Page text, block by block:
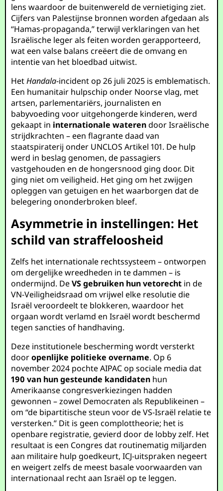
lens waardoor de buitenwereld de vernietiging ziet.
Cijfers van Palestijnse bronnen worden afgedaan als
“Hamas-propaganda,” terwijl verklaringen van het
Israëlische leger als feiten worden gerapporteerd,
wat een valse balans creëert die de omvang en
intentie van het bloedbad uitwist.
HetHandala-incident op 26 juli 2025 is emblematisch.
Een humanitair hulpschip onder Noorse vlag, met
artsen, parlementariërs, journalisten en
babyvoeding voor uitgehongerde kinderen, werd
gekaapt in internationale waterendoor Israëlische
strijdkrachten – een flagrante daad van
staatspiraterij onder UNCLOS Artikel 101. De hulp
werd in beslag genomen, de passagiers
vastgehouden en de hongersnood ging door. Dit
ging niet om veiligheid. Het ging om het zwijgen
opleggen van getuigen en het waarborgen dat de
belegering ononderbroken bleef.
Asymmetrie in instellingen: Het
schild van straffeloosheid
Zelfs het internationale rechtssysteem – ontworpen
om dergelijke wreedheden in te dammen – is
ondermijnd. DeVS gebruiken hun vetorecht in de
VN-Veiligheidsraad om vrijwel elke resolutie die
Israël veroordeelt te blokkeren, waardoor het
orgaan wordt verlamd en Israël wordt beschermd
tegen sancties of handhaving.
Deze institutionele bescherming wordt versterkt
dooropenlijke politieke overname. Op 6
november 2024 pochte AIPAC op sociale media dat
190 van hun gesteunde kandidaten hun
Amerikaanse congresverkiezingen hadden
gewonnen – zowel Democraten als Republikeinen –
om “de bipartitische steun voor de VS-Israël relatie te
versterken.” Dit is geen complottheorie; het is
openbare registratie, gevierd door de lobby zelf. Het
resultaat is een Congres dat routinematig miljarden
aan militaire hulp goedkeurt, ICJ-uitspraken negeert
en weigert zelfs de meest basale voorwaarden van
internationaal recht aan Israël op te leggen.